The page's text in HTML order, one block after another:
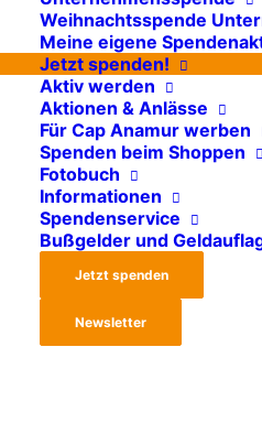
Weihnachtsspende
Meine eigene
Jetzt spenden!
Aktiv werden
Aktionen & Anlässe
Für Cap Anamur werben
Spenden beim Shoppen
Fotobuch
Informationen
Spendenservice
Bußgelder und
Jetzt spenden
Newsletter
sprachlichen
großen
beweist Grace,
Engagement